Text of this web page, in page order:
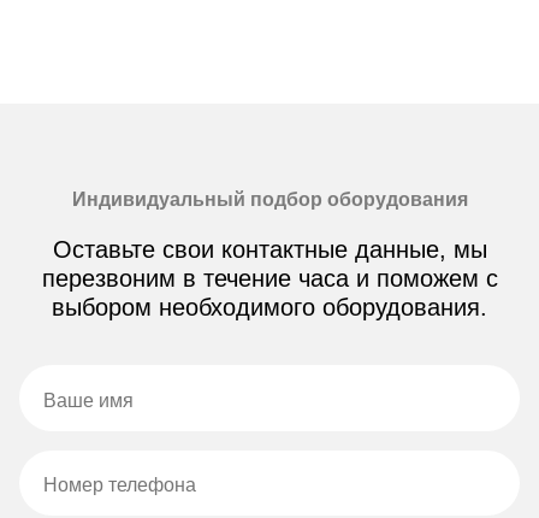
Индивидуальный подбор оборудования
Оставьте свои контактные данные, мы
перезвоним в течение часа и поможем с
выбором необходимого оборудования.